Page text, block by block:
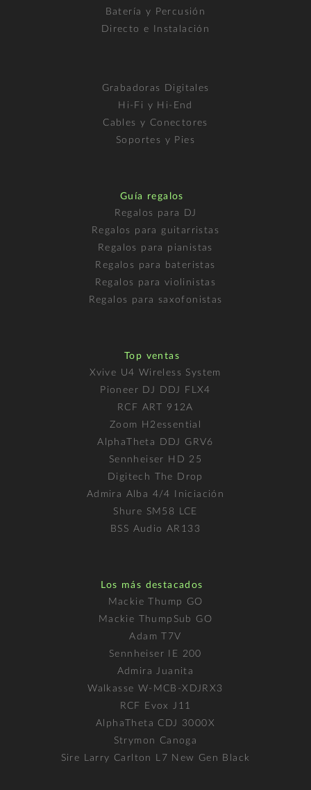
Batería y Percusión
Directo e Instalación
Grabadoras Digitales
Hi-Fi y Hi-End
Cables y Conectores
Soportes y Pies
Guía regalos
Regalos para DJ
Regalos para guitarristas
Regalos para pianistas
Regalos para bateristas
Regalos para violinistas
Regalos para saxofonistas
Top ventas
Xvive U4 Wireless System
Pioneer DJ DDJ FLX4
RCF ART 912A
Zoom H2essential
AlphaTheta DDJ GRV6
Sennheiser HD 25
Digitech The Drop
Admira Alba 4/4 Iniciación
Shure SM58 LCE
BSS Audio AR133
Los más destacados
Mackie Thump GO
Mackie ThumpSub GO
Adam T7V
Sennheiser IE 200
Admira Juanita
Walkasse W-MCB-XDJRX3
RCF Evox J11
AlphaTheta CDJ 3000X
Strymon Canoga
Sire Larry Carlton L7 New Gen Black